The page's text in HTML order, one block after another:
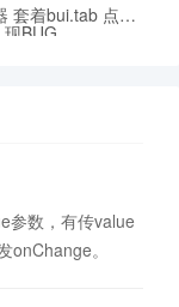
套着bui.tab 点出
现BUG
参数，有传value
。